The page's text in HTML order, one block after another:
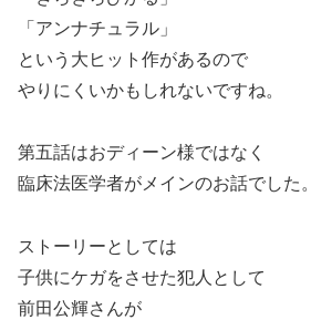
「アンナチュラル」
という大ヒット作があるので
やりにくいかもしれないですね。
第五話はおディーン様ではなく
臨床法医学者がメインのお話でした。
ストーリーとしては
子供にケガをさせた犯人として
前田公輝さんが